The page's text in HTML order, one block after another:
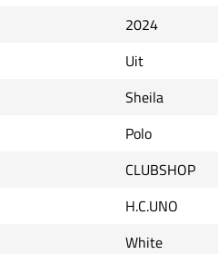
2024
Uit
Sheila
Polo
CLUBSHOP
H.C.UNO
White